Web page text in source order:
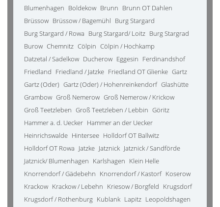
Blumenhagen Boldekow Brunn Brunn OT Dahlen
Brüssow Brüssow / Bagemühl Burg Stargard
Burg Stargard / Rowa Burg Stargard/ Loitz Burg Stargrad
Burow Chemnitz Cölpin Cölpin / Hochkamp
Datzetal / Sadelkow Ducherow Eggesin Ferdinandshof
Friedland Friedland / Jatzke Friedland OT Glienke Gartz
Gartz (Oder) Gartz (Oder) / Hohenreinkendorf Glashütte
Grambow Groß Nemerow Groß Nemerow / Krickow
Groß Teetzleben Groß Teetzleben / Lebbin Göritz
Hammer a. d. Uecker Hammer an der Uecker
Heinrichswalde Hintersee Holldorf OT Ballwitz
Holldorf OT Rowa Jatzke Jatznick Jatznick / Sandförde
Jatznick/ Blumenhagen Karlshagen Klein Helle
Knorrendorf / Gädebehn Knorrendorf / Kastorf Koserow
Krackow Krackow / Lebehn Kriesow / Borgfeld Krugsdorf
Krugsdorf / Rothenburg Kublank Lapitz Leopoldshagen